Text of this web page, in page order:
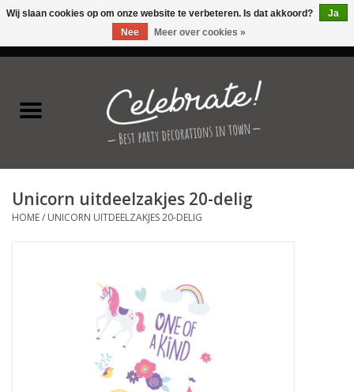
Latex ballonnen
Folie ballonnen
Verjaardag thema's
Speciale momenten
Unicorn uitdeelzakjes 20-delig
HOME/ UNICORN UITDEELZAKJES 20-DELIG
Wij slaan cookies op om onze website te verbeteren. Is dat akkoord?
Ja
Nee
Meer over cookies »